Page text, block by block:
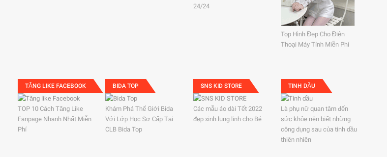
24/24
Top Hình Đẹp Cho Điện
Thoại Máy Tính Miễn Phí
TĂNG LIKE FACEBOOK
TOP 10 Cách Tăng Like
Fanpage Nhanh Nhất Miễn
Phí
BIDA TOP
Khám Phá Thế Giới Bida
Với Lớp Học Sơ Cấp Tại
CLB Bida Top
SNS KID STORE
Các mẫu áo dài Tết 2022
đẹp xinh lung linh cho Bé
TINH DẦU
Là phụ nữ quan tâm đến
sức khỏe nên biết những
công dụng sau của tinh dầu
thiên nhiên